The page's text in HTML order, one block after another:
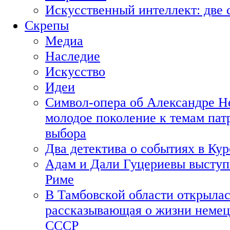
Искусственный интеллект:
Скрепы
Медиа
Наследие
Искусство
Идеи
Символ-опера об Александре
молодое поколение к темам
выбора
Два детектива о событиях в
Адам и Дали Гуцериевы
Риме
В Тамбовской области
рассказывающая о жизни
СССР